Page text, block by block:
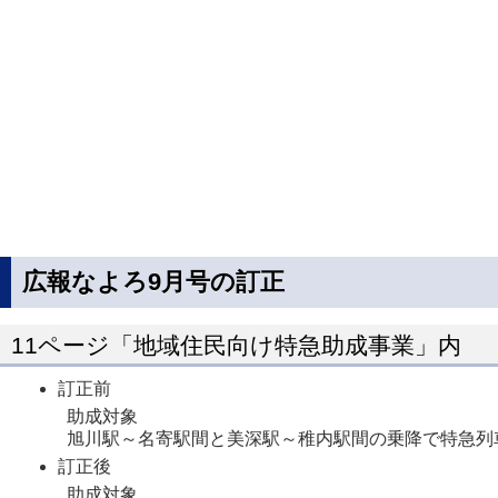
広報なよろ9月号の訂正
11ページ「地域住民向け特急助成事業」内
訂正前
助成対象
旭川駅～名寄駅間と美深駅～稚内駅間の乗降で特急
訂正後
助成対象